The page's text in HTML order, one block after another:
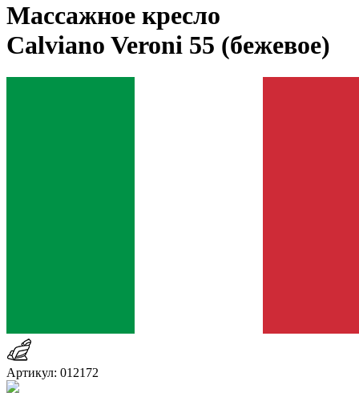
Массажное кресло
Calviano Veroni 55 (бежевое)
Артикул: 012172